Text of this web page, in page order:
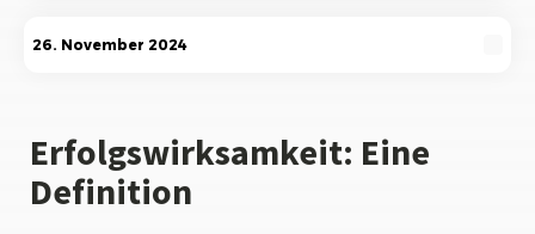
Erfolgswirksamkeit: Eine Definition
Wie wird Erfolgswirksamkeit gemessen?
Faktoren, die die Erfolgswirksamkeit
26. November 2024
Erfolgswirksamkeit: Eine
Definition